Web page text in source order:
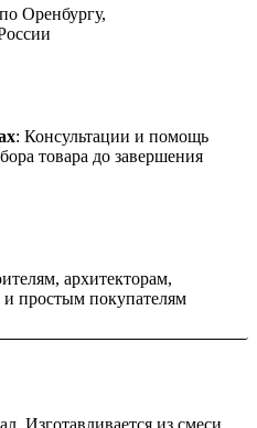
Оренбургу,
: Консультации и помощь
товара до завершения
архитекторам,
и простым покупателям